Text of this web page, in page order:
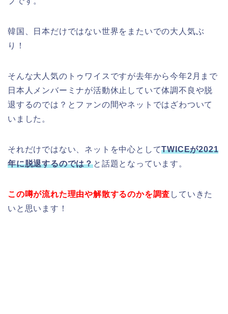
韓国、日本だけではない世界をまたいでの大人気ぶ
り！
そんな大人気のトゥワイスですが去年から今年2月まで
日本人メンバーミナが活動休止していて体調不良や脱
退するのでは？とファンの間やネットではざわついて
いました。
それだけではない、ネットを中心としてTWICEが2021
年に脱退するのでは？と話題となっています。
この噂が流れた理由や解散するのかを調査 していきた
いと思います！